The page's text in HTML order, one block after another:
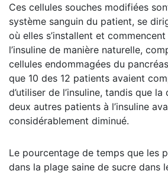
Ces cellules souches modifiées
système sanguin du patient, se
où elles s’installent et
l’insuline de manière naturelle,
cellules endommagées du
que 10 des 12 patients avaient
d’utiliser de l’insuline, tandis que
deux autres patients à l’insuline
considérablement diminué.
Le pourcentage de temps que les
dans la plage saine de sucre dans